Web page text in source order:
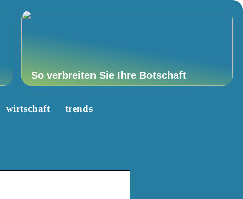
So verbreiten Sie Ihre Botschaft
wirtschaft trends